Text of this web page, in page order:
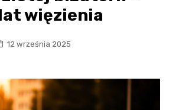
więzienia
12 września 2025